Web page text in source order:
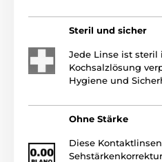
Steril und sicher
Jede Linse ist steril
Kochsalzlösung
Hygiene und
Ohne Stärke
Diese